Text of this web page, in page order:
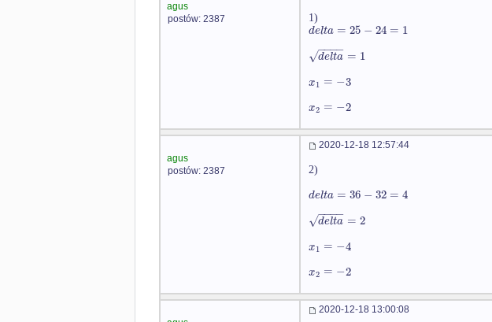
agus
postów: 2387
1)
delta = 25 − 24 = 1
delta
− −
−−
√ = 1
x1 = −3
x2 = −2
agus
postów: 2387
2020-12-18 12:57:44
2)
delta = 36 − 32 = 4
delta
− −
−−
√ = 2
x1 = −4
x2 = −2
2020-12-18 13:00:08